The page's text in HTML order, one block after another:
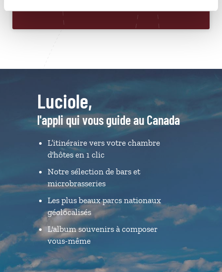
Luciole,
l'appli qui vous guide au Canada
L’itinéraire vers votre chambre
d'hôtes en 1 clic
Notre sélection de bars et
microbrasseries
Les plus beaux parcs nationaux
géolocalisés
L'album souvenirs à composer
vous-même